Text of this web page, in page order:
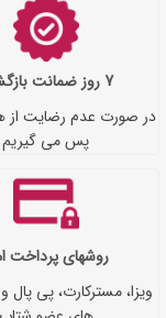
7 روز ضمانت بازگشت
در صورت عدم رضایت از
پس می گیریم
روشهای پرداخت
ویزا، مسترکارت، پی پال